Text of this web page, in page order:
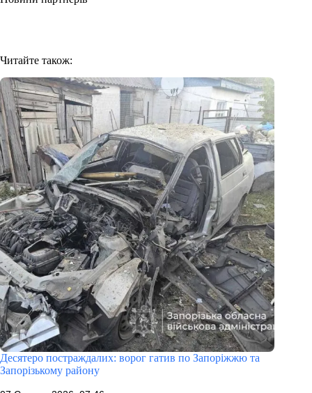
Читайте також:
Десятеро постраждалих: ворог гатив по Запоріжжю та
Запорізькому району